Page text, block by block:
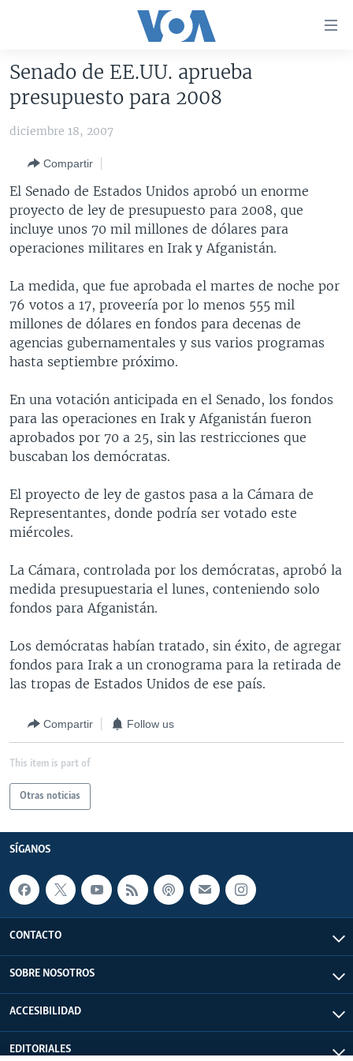
accesibilidad
contenido
Salte
navegador
principal
Salte
AMÉRICA DEL NORTE
HAITÍ
ELECCIONES EEUU 2024
ELECCIONES EEUU
VOTO DIVIDIDO
VOA VERIFICA
VOA VERIFICA UCRANIA/RUSIA
VOA VERIFICA INMIGRACIÓN
VOA VERIFICA AMÉRICA LATINA
AMÉRICA LATINA
ARGENTINA
BOLIVIA
COLOMBIA
CHILE
PERÚ
ECUADOR
VENEZUELA
BRASIL
CHINA EN AMÉRICA LATINA
CENTROAMÉRICA
COSTA RICA
EL SALVADOR
GUATEMALA
HONDURAS
NICARAGUA
OTRAS SECCIONES
INMIGRACIÓN
LIBERTAD DE PRENSA
MUNDO
ECONOMÍA
ENTRETENIMIENTO Y CULTURA
TECNOLOGÍA
DEPORTES
ESPECIALES DE LA VOA
LIBERTAD DE PRENSA
UCRANIA
MULTIMEDIA
VIDEOS
FOTOGRAFÍA
AUDIOS
PROGRAMAS TV
EL MUNDO AL DÍA
FORO INTERAMERICANO
LAS CLAVES
PANORAMA
RADIO
AVANCE INFORMATIVO
BUENOS DÍAS AMÉRICA
ESTADOS UNIDOS AL DÍA
EL MUNDO AL DÍA [RADIO]
FORO [RADIO]
NOTA ECONÓMICA
ENTRETENIMIENTO
DIRECT
Learning English
SÍGANOS
Idiomas
Senado de EE.UU. aprueba
presupuesto para 2008
diciembre 18, 2007
Compartir
El Senado de Estados Unidos aprobó un enorme
proyecto de ley de presupuesto para 2008, que
incluye unos 70 mil millones de dólares para
operaciones militares en Irak y Afganistán.
La medida, que fue aprobada el martes de noche por
76 votos a 17, proveería por lo menos 555 mil
millones de dólares en fondos para decenas de
agencias gubernamentales y sus varios programas
hasta septiembre próximo.
En una votación anticipada en el Senado, los fondos
para las operaciones en Irak y Afganistán fueron
aprobados por 70 a 25, sin las restricciones que
buscaban los demócratas.
El proyecto de ley de gastos pasa a la Cámara de
Representantes, donde podría ser votado este
miércoles.
La Cámara, controlada por los demócratas, aprobó la
medida presupuestaria el lunes, conteniendo solo
fondos para Afganistán.
Los demócratas habían tratado, sin éxito, de agregar
fondos para Irak a un cronograma para la retirada de
las tropas de Estados Unidos de ese país.
Compartir Follow us
This item is part of
Otras noticias
SÍGANOS
CONTACTO
SOBRE NOSOTROS
ACCESIBILIDAD
EDITORIALES